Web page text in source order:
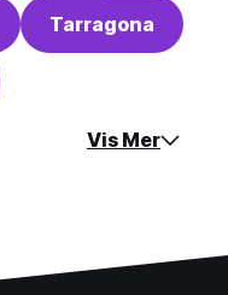
Tarragona
Vis Mer